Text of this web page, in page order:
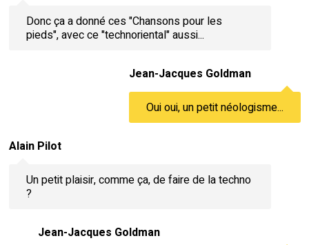
Donc ça a donné ces "Chansons pour les
pieds", avec ce "technoriental" aussi...
Jean-Jacques Goldman
Oui oui, un petit néologisme...
Alain Pilot
Un petit plaisir, comme ça, de faire de la techno
?
Jean-Jacques Goldman